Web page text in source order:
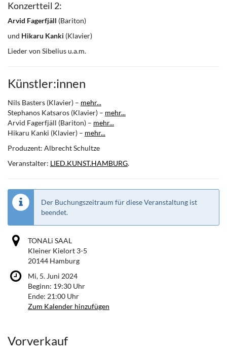
Konzertteil 2:
Arvid Fagerfjäll (Bariton)
und Hikaru Kanki (Klavier)
Lieder von Sibelius u.a.m.
Künstler:innen
Nils Basters (Klavier) – mehr...
Stephanos Katsaros (Klavier) – mehr...
Arvid Fagerfjäll (Bariton) – mehr...
Hikaru Kanki (Klavier) – mehr...
Produzent: Albrecht Schultze
Veranstalter: LIED.KUNST.HAMBURG.
Der Buchungszeitraum für diese Veranstaltung ist
beendet.
TONALi SAAL
Kleiner Kielort 3-5
20144 Hamburg
Mi, 5. Juni 2024
Beginn: 19:30 Uhr
Ende: 21:00 Uhr
Zum Kalender hinzufügen
Produkte
Vorverkauf